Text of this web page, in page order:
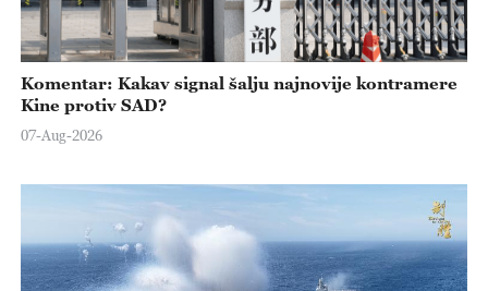
Komentar: Kakav signal šalju najnovije kontramere
Kine protiv SAD?
07-Aug-2026